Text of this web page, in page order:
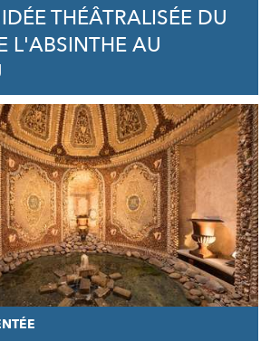
THÉÂTRALISÉE DU
L'ABSINTHE AU